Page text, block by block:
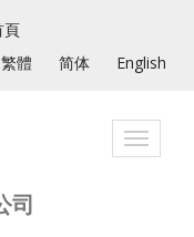
頁
繁體
简体 English
Toggle
司